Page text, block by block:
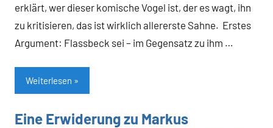
erklärt, wer dieser komische Vogel ist, der es wagt, ihn
zu kritisieren, das ist wirklich allererste Sahne. Erstes
Argument: Flassbeck sei – im Gegensatz zu ihm …
Weiterlesen
Allgemein
Eine Erwiderung zu Markus